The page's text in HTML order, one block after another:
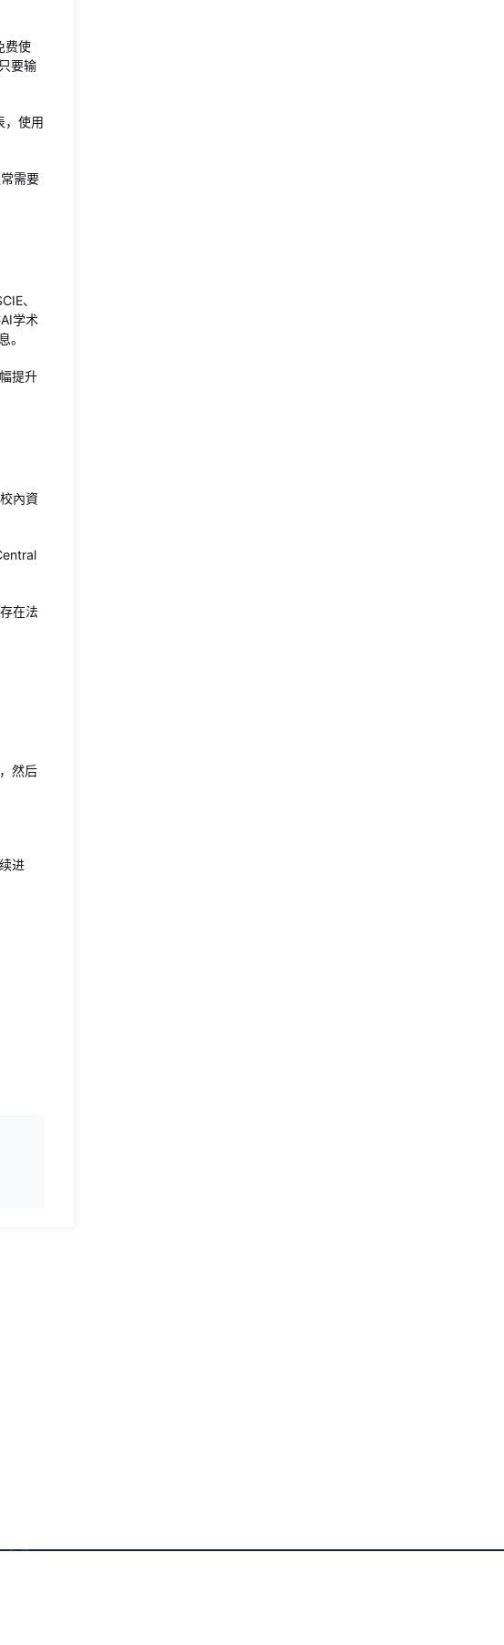
费使
要输
，使用
需要
、
学术
。
提升
內資
在法
然后
进